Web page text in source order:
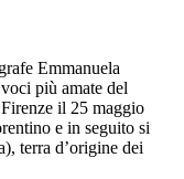
Emmanuela
più amate del
il 25 maggio
e in seguito si
terra d’origine dei